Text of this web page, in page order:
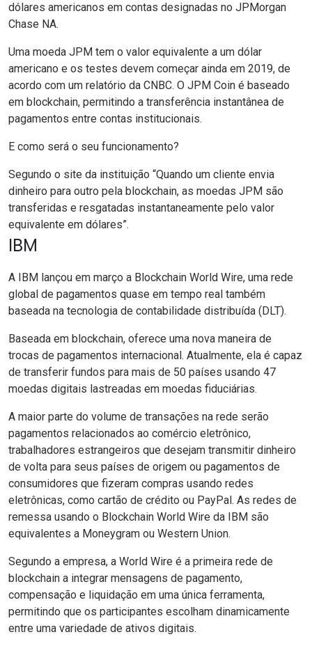
dólares americanos em contas designadas no JPMorgan
Chase NA.
Uma moeda JPM tem o valor equivalente a um dólar
americano e os testes devem começar ainda em 2019, de
acordo com um relatório da CNBC. O JPM Coin é baseado
em blockchain, permitindo a transferência instantânea de
pagamentos entre contas institucionais.
E como será o seu funcionamento?
Segundo o site da instituição “Quando um cliente envia
dinheiro para outro pela blockchain, as moedas JPM são
transferidas e resgatadas instantaneamente pelo valor
equivalente em dólares”.
IBM
A IBM lançou em março a Blockchain World Wire, uma rede
global de pagamentos quase em tempo real também
baseada na tecnologia de contabilidade distribuída (DLT).
Baseada em blockchain, oferece uma nova maneira de
trocas de pagamentos internacional. Atualmente, ela é capaz
de transferir fundos para mais de 50 países usando 47
moedas digitais lastreadas em moedas fiduciárias.
A maior parte do volume de transações na rede serão
pagamentos relacionados ao comércio eletrônico,
trabalhadores estrangeiros que desejam transmitir dinheiro
de volta para seus países de origem ou pagamentos de
consumidores que fizeram compras usando redes
eletrônicas, como cartão de crédito ou PayPal. As redes de
remessa usando o Blockchain World Wire da IBM são
equivalentes a Moneygram ou Western Union.
Segundo a empresa, a World Wire é a primeira rede de
blockchain a integrar mensagens de pagamento,
compensação e liquidação em uma única ferramenta,
permitindo que os participantes escolham dinamicamente
entre uma variedade de ativos digitais.